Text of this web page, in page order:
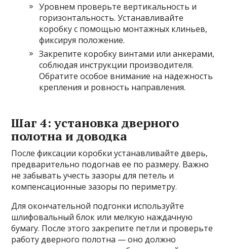
Уровнем проверьте вертикальность и
горизонтальность. Устанавливайте
коробку с помощью монтажных клиньев,
фиксируя положение.
Закрепите коробку винтами или анкерами,
соблюдая инструкции производителя.
Обратите особое внимание на надежность
крепления и ровность направления.
Шаг 4: установка дверного
полотна и доводка
После фиксации коробки устанавливайте дверь,
предварительно подогнав ее по размеру. Важно
не забывать учесть зазоры для петель и
компенсационные зазоры по периметру.
Для окончательной подгонки используйте
шлифовальный блок или мелкую наждачную
бумагу. После этого закрепите петли и проверьте
работу дверного полотна — оно должно